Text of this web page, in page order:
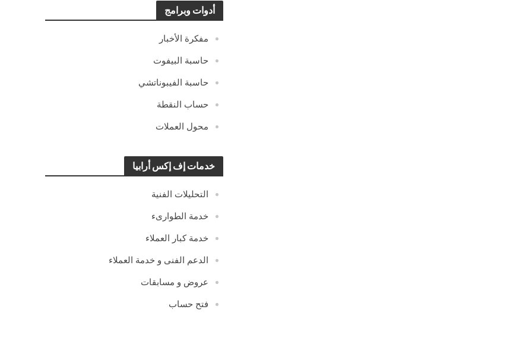
أدوات وبرامج
مفكرة الأخبار
حاسبة البيفوت
حاسبة الفيبوناتشي
حساب النقطة
محول العملات
خدمات إف إكس أرابيا
التحليلات الفنية
خدمة الطوارىء
خدمة كبار العملاء
الدعم الفنى و خدمة العملاء
عروض و مسابقات
فتح حساب